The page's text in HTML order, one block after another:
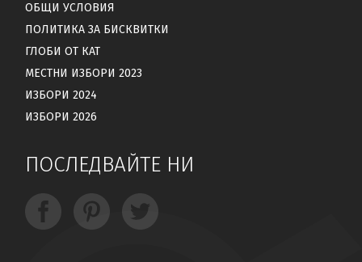
ОБЩИ УСЛОВИЯ
ПОЛИТИКА ЗА БИСКВИТКИ
ГЛОБИ ОТ КАТ
МЕСТНИ ИЗБОРИ 2023
ИЗБОРИ 2024
ИЗБОРИ 2026
ПОСЛЕДВАЙТЕ НИ